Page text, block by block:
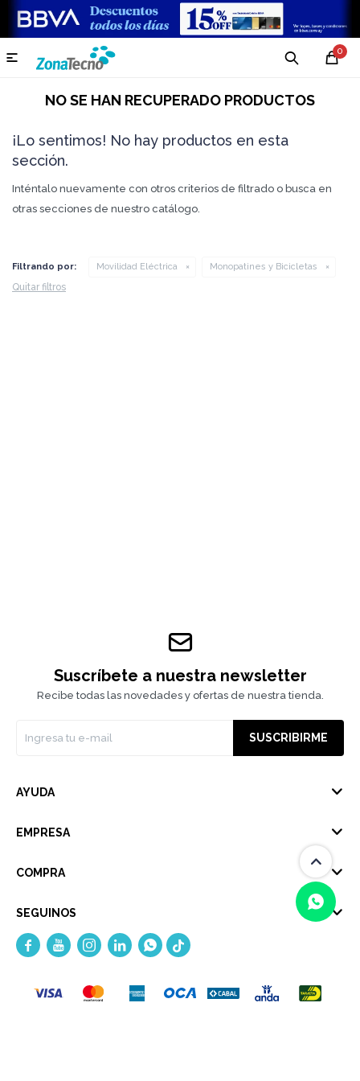
0

NO SE HAN RECUPERADO PRODUCTOS
¡Lo sentimos! No hay productos en esta
sección.
Inténtalo nuevamente con otros criterios de filtrado o busca en
otras secciones de nuestro catálogo.
Filtrando por: Movilidad Eléctrica Monopatines y Bicicletas
Quitar filtros
Suscríbete a nuestra newsletter
Recibe todas las novedades y ofertas de nuestra tienda.
SUSCRIBIRME
AYUDA
EMPRESA
COMPRA
SEGUINOS
    